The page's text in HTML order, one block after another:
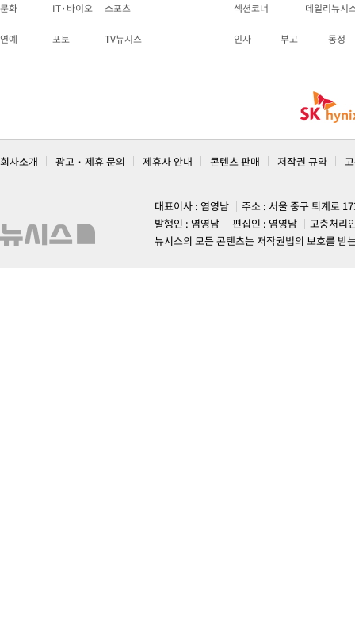
문화 IT·바이오 스포츠
연예 포토 TV뉴시스
섹션코너 데일리뉴시
인사 부고 동정
회사소개 광고 · 제휴 문의 제휴사 안내 콘텐츠 판매 저작권 규약
대표이사 : 염영남
주소 : 서울 중구 퇴계로
발행인 : 염영남
편집인 : 염영남
고충처리
뉴시스의 모든 콘텐츠는 저작권법의 보호를